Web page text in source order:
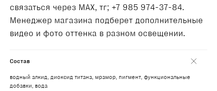
связаться через MAX, тг; +7 985 974-37-84.
Менеджер магазина подберет дополнительные
видео и фото оттенка в разном освещении.
Состав
водный алкид, диоксид титана, мрамор, пигмент, функциональные
добавки, вода